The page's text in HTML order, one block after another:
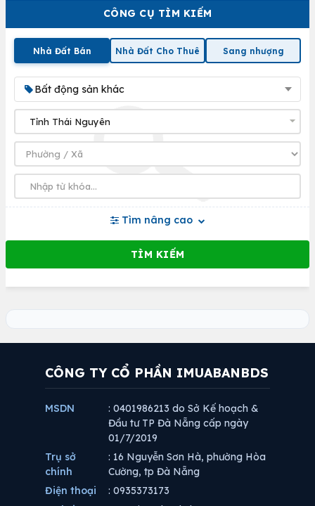
CÔNG CỤ TÌM KIẾM
Nhà Đất Bán Nhà Đất Cho Thuê Sang nhượng
Bất động sản khác
Tìm nâng cao
CÔNG TY CỔ PHẦN IMUABANBDS
MSDN
: 0401986213 do Sở Kế hoạch &
Đầu tư TP Đà Nẵng cấp ngày
01/7/2019
Trụ sở
chính
: 16 Nguyễn Sơn Hà, phường Hòa
Cường, tp Đà Nẵng
Điện thoại
: 0935373173